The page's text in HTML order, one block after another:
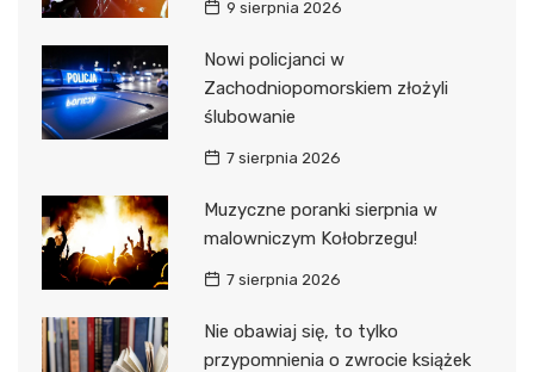
9 sierpnia 2026
Nowi policjanci w
Zachodniopomorskiem złożyli
ślubowanie
7 sierpnia 2026
Muzyczne poranki sierpnia w
malowniczym Kołobrzegu!
7 sierpnia 2026
Nie obawiaj się, to tylko
przypomnienia o zwrocie książek